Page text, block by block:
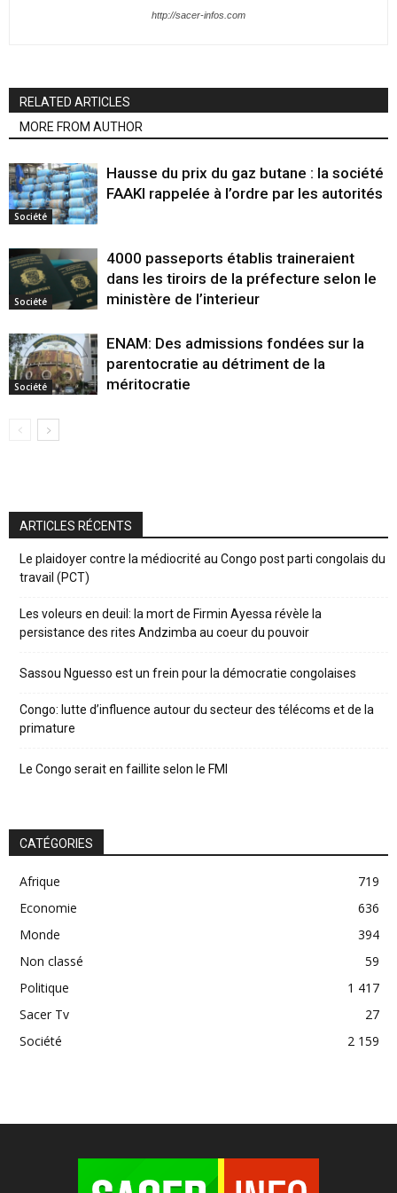
http://sacer-infos.com
RELATED ARTICLES
MORE FROM AUTHOR
Société
Hausse du prix du gaz butane : la société
FAAKI rappelée à l’ordre par les autorités
Société
4000 passeports établis traineraient
dans les tiroirs de la préfecture selon le
ministère de l’interieur
Société
ENAM: Des admissions fondées sur la
parentocratie au détriment de la
méritocratie
ARTICLES RÉCENTS
Le plaidoyer contre la médiocrité au Congo post parti congolais du
travail (PCT)
Les voleurs en deuil: la mort de Firmin Ayessa révèle la
persistance des rites Andzimba au coeur du pouvoir
Sassou Nguesso est un frein pour la démocratie congolaises
Congo: lutte d’influence autour du secteur des télécoms et de la
primature
Le Congo serait en faillite selon le FMI
CATÉGORIES
Afrique
719
Economie
636
Monde
394
Non classé
59
Politique
1 417
Sacer Tv
27
Société
2 159